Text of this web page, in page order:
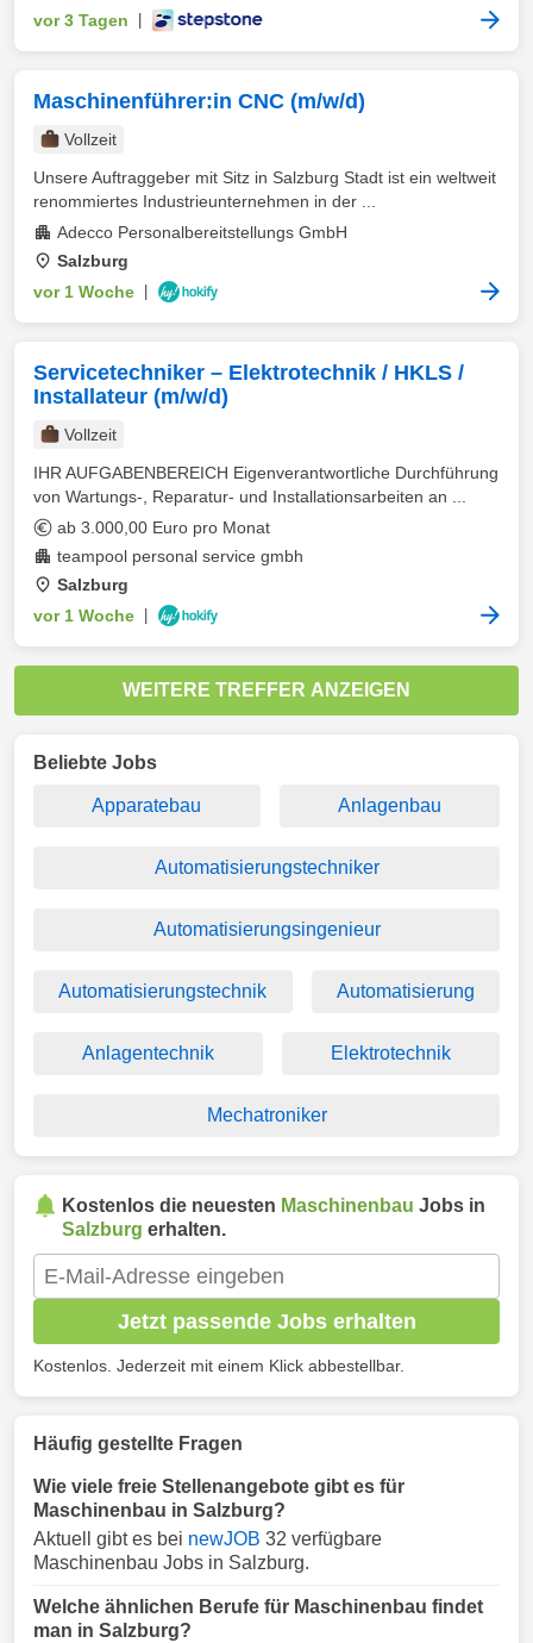
vor 3 Tagen
Maschinenführer:in CNC (m/w/d)
Vollzeit
Unsere Auftraggeber mit Sitz in Salzburg Stadt ist ein weltweit
renommiertes Industrieunternehmen in der ...
Adecco Personalbereitstellungs GmbH
Salzburg
vor 1 Woche
Servicetechniker – Elektrotechnik / HKLS /
Installateur (m/w/d)
Vollzeit
IHR AUFGABENBEREICH Eigenverantwortliche Durchführung
von Wartungs-, Reparatur- und Installationsarbeiten an ...
ab 3.000,00 Euro pro Monat
teampool personal service gmbh
Salzburg
vor 1 Woche
WEITERE TREFFER ANZEIGEN
Beliebte Jobs
Apparatebau Anlagenbau
Automatisierungstechniker
Automatisierungsingenieur
Automatisierungstechnik Automatisierung
Anlagentechnik Elektrotechnik
Mechatroniker
Kostenlos die neuesten Maschinenbau Jobs in
Salzburg erhalten.
Jetzt passende Jobs erhalten
Kostenlos. Jederzeit mit einem Klick abbestellbar.
Häufig gestellte Fragen
Wie viele freie Stellenangebote gibt es für
Maschinenbau in Salzburg?
Aktuell gibt es bei newJOB 32 verfügbare
Maschinenbau Jobs in Salzburg.
Welche ähnlichen Berufe für Maschinenbau findet
man in Salzburg?